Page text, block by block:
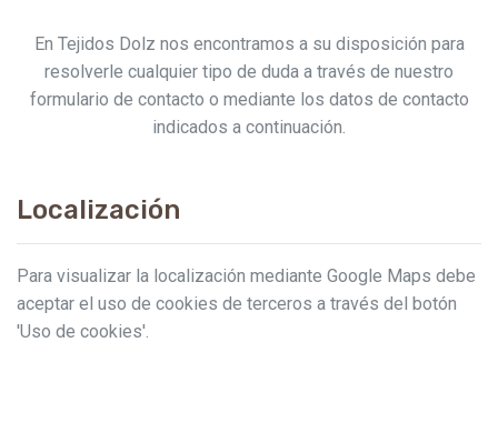
En Tejidos Dolz nos encontramos a su disposición para
resolverle cualquier tipo de duda a través de nuestro
formulario de contacto o mediante los datos de contacto
indicados a continuación.
Localización
Para visualizar la localización mediante Google Maps debe
aceptar el uso de cookies de terceros a través del botón
'Uso de cookies'.